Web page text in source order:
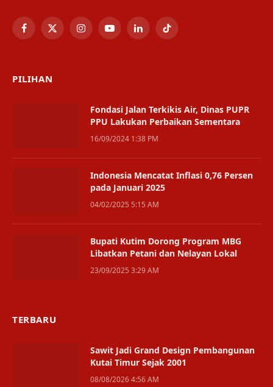
Facebook
X
InstagramYouTubeLinkedInTikTok
PILIHAN
Fondasi Jalan Terkikis Air, Dinas PUPR
PPU Lakukan Perbaikan Sementara
16/09/2024 1:38 PM
Indonesia Mencatat Inflasi 0,76 Persen
pada Januari 2025
04/02/2025 5:15 AM
Bupati Kutim Dorong Program MBG
Libatkan Petani dan Nelayan Lokal
23/09/2025 3:29 AM
TERBARU
Sawit Jadi Grand Design Pembangunan
Kutai Timur Sejak 2001
08/08/2026 4:56 AM